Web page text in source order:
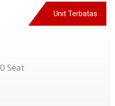
Unit Terbatas
Seat